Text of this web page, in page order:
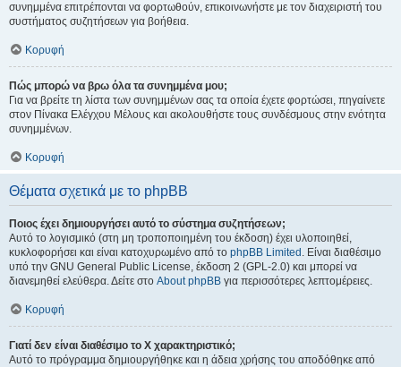
συνημμένα επιτρέπονται να φορτωθούν, επικοινωνήστε με τον διαχειριστή του
συστήματος συζητήσεων για βοήθεια.
Κορυφή
Πώς μπορώ να βρω όλα τα συνημμένα μου;
Για να βρείτε τη λίστα των συνημμένων σας τα οποία έχετε φορτώσει, πηγαίνετε
στον Πίνακα Ελέγχου Μέλους και ακολουθήστε τους συνδέσμους στην ενότητα
συνημμένων.
Κορυφή
Θέματα σχετικά με το phpBB
Ποιος έχει δημιουργήσει αυτό το σύστημα συζητήσεων;
Αυτό το λογισμικό (στη μη τροποποιημένη του έκδοση) έχει υλοποιηθεί,
κυκλοφορήσει και είναι κατοχυρωμένο από το phpBB Limited . Είναι διαθέσιμο
υπό την GNU General Public License, έκδοση 2 (GPL-2.0) και μπορεί να
διανεμηθεί ελεύθερα. Δείτε στο About phpBB για περισσότερες λεπτομέρειες.
Κορυφή
Γιατί δεν είναι διαθέσιμο το Χ χαρακτηριστικό;
Αυτό το πρόγραμμα δημιουργήθηκε και η άδεια χρήσης του αποδόθηκε από